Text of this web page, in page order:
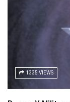
1335 VIEWS